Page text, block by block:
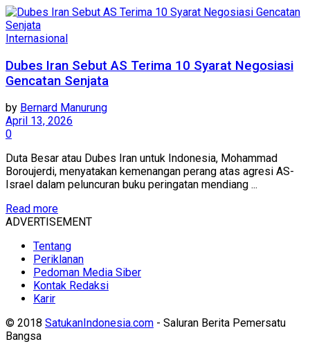
Internasional
Dubes Iran Sebut AS Terima 10 Syarat Negosiasi
Gencatan Senjata
by Bernard Manurung
April 13, 2026
0
Duta Besar atau Dubes Iran untuk Indonesia, Mohammad
Boroujerdi, menyatakan kemenangan perang atas agresi AS-
Israel dalam peluncuran buku peringatan mendiang ...
Read more
ADVERTISEMENT
Tentang
Periklanan
Pedoman Media Siber
Kontak Redaksi
Karir
© 2018 SatukanIndonesia.com - Saluran Berita Pemersatu
Bangsa